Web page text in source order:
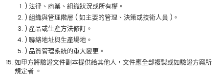
) 法律、商業、組織狀況或所有權。
) 組織與管理階層 ( 如主要的管理、決策或技術人員 )。
) 產品或生產方法修訂。
) 聯絡地址與生產場地。
) 品質管理系統的重大變更。
如甲方將驗證文件副本提供給其他人，文件應全部複製或如驗證方案所
規定者 。